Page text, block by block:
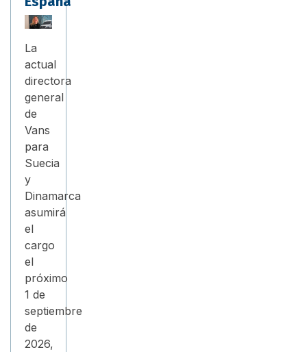
La
actual
directora
general
de
Vans
para
Suecia
y
Dinamarca
asumirá
el
cargo
el
próximo
1 de
septiembre
de
2026,